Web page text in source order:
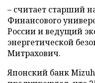
– считает старший
Финансового
России и ведущий
энергетической
Митрахович.
Японский банк